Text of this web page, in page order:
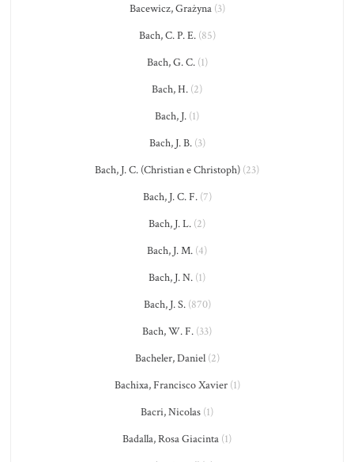
Bacewicz, Grażyna(3)
Bach, C. P. E.(85)
Bach, G. C.(1)
Bach, H. (2)
Bach, J. (1)
Bach, J. B.(3)
Bach, J. C. (Christian e Christoph) (23)
Bach, J. C. F.(7)
Bach, J. L. (2)
Bach, J. M. (4)
Bach, J. N. (1)
Bach, J. S.(870)
Bach, W. F. (33)
Bacheler, Daniel(2)
Bachixa, Francisco Xavier(1)
Bacri, Nicolas (1)
Badalla, Rosa Giacinta (1)